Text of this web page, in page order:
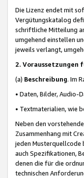
Die Lizenz endet mit
Vergütungskatalog
schriftliche Mitteilung
umgehend einstellen
jeweils verlangt,
2. Voraussetzungen
(a) Beschreibung. Im
• Daten, Bilder, Audio-
• Textmaterialien, wie
Neben den
Zusammenhang mit
jeden Musterquellcode
auch Spezifikationen,
denen die für die
technischen